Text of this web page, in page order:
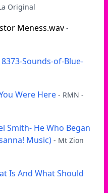
Original
Meness.wav -
Sounds-of-Blue-
Were Here - RMN -
Smith- He Who Began
Music) - Mt Zion
Is And What Should